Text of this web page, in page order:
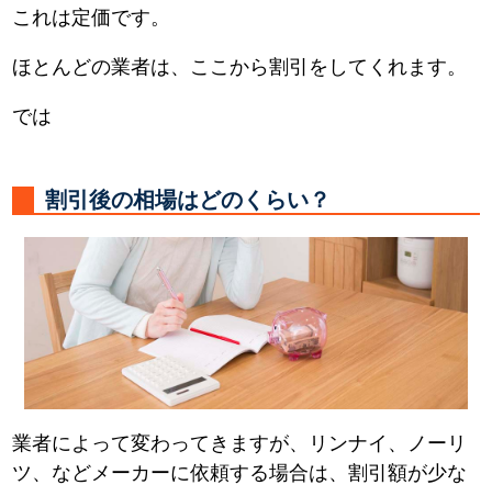
これは定価です。
ほとんどの業者は、ここから割引をしてくれます。
では
割引後の相場はどのくらい？
業者によって変わってきますが、リンナイ、ノーリ
ツ、などメーカーに依頼する場合は、割引額が少な